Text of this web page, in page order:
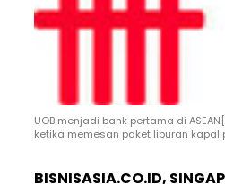
UOB menjadi bank pertama di
ketika memesan paket liburan
BISNISASIA.CO.ID,